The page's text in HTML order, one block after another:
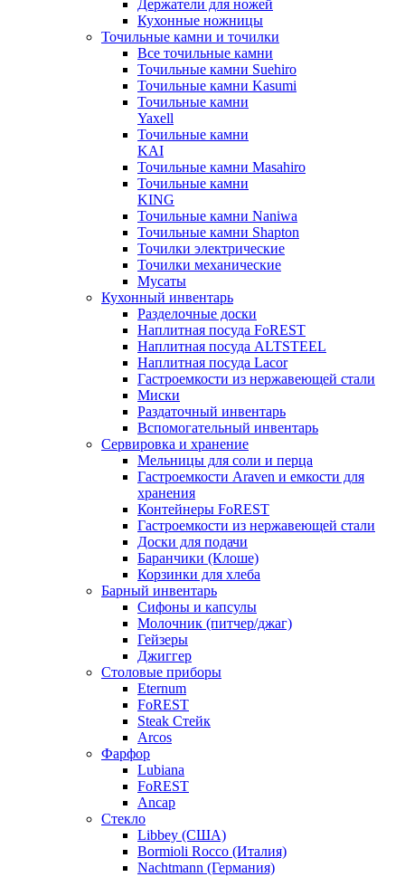
Держатели для ножей
Кухонные ножницы
Точильные камни и точилки
Все точильные камни
Точильные камни Suehiro
Точильные камни Kasumi
Точильные камни
Yaxell
Точильные камни
KAI
Точильные камни Masahiro
Точильные камни
KING
Точильные камни Naniwa
Точильные камни Shapton
Точилки электрические
Точилки механические
Мусаты
Кухонный инвентарь
Разделочные доски
Наплитная посуда FoREST
Наплитная посуда ALTSTEEL
Наплитная посуда Lacor
Гастроемкости из нержавеющей стали
Миски
Раздаточный инвентарь
Вспомогательный инвентарь
Сервировка и хранение
Мельницы для соли и перца
Гастроемкости Araven и емкости для
хранения
Контейнеры FoREST
Гастроемкости из нержавеющей стали
Доски для подачи
Баранчики (Клоше)
Корзинки для хлеба
Барный инвентарь
Сифоны и капсулы
Молочник (питчер/джаг)
Гейзеры
Джиггер
Столовые приборы
Eternum
FoREST
Steak Стейк
Arcos
Фарфор
Lubiana
FoREST
Ancap
Стекло
Libbey (США)
Bormioli Rocco (Италия)
Nachtmann (Германия)